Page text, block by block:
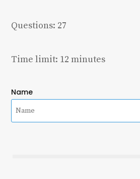
Questions: 27
Time limit: 12 minutes
Name